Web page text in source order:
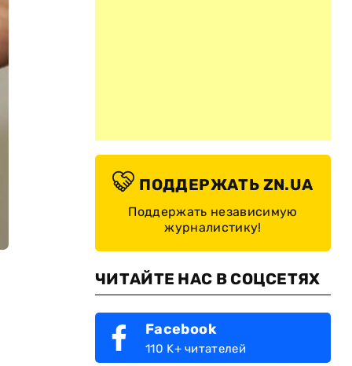
ПОДДЕРЖАТЬ ZN.UA
Поддержать независимую
журналистику!
ЧИТАЙТЕ НАС В СОЦСЕТЯХ
Facebook
110 K+ читателей